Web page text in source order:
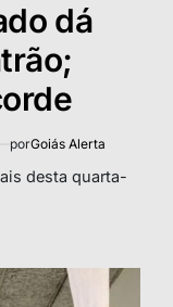
dá
porGoiás Alerta
desta quarta-